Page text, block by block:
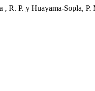
, R. P. y Huayama-Sopla,